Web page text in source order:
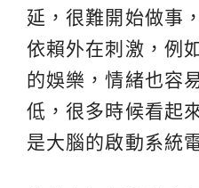
延，很難開始做事
依賴外在刺激，例
的娛樂，情緒也容
低，很多時候看起
是大腦的啟動系統